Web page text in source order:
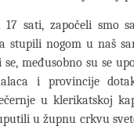
sati, započeli smo
stupili nogom u naš
međusobno su se
i provincije
u klerikatskoj
u župnu crkvu